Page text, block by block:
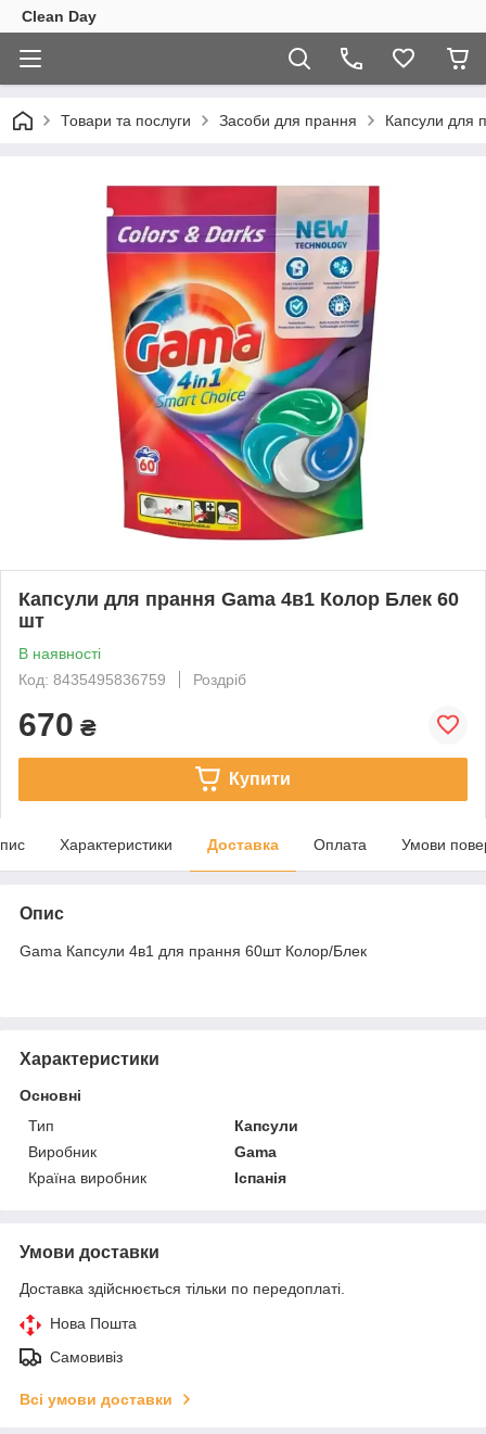
Clean Day
Товари та послуги Засоби для прання Капсули для
Капсули для прання Gama 4в1 Колор Блек 60
шт
В наявності
Код: 8435495836759
Роздріб
670 ₴
Купити
Характеристики Доставка Оплата Умови
Опис
Gama Капсули 4в1 для прання 60шт Колор/Блек
Характеристики
Основні
Тип
Капсули
Виробник
Gama
Країна виробник
Іспанія
Умови доставки
Доставка здійснюється тільки по передоплаті.
Нова Пошта
Самовивіз
Всі умови доставки